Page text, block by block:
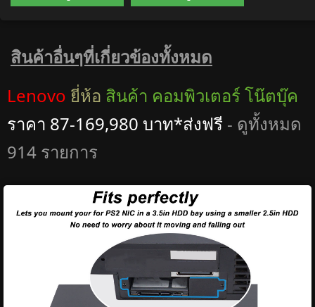
สินค้าอื่นๆที่เกี่ยวข้องทั้งหมด
Lenovo ยี่ห้อ สินค้า คอมพิวเตอร์ โน๊ตบุ๊ค
ราคา 87-169,980 บาท*ส่งฟรี - ดูทั้งหมด
914 รายการ